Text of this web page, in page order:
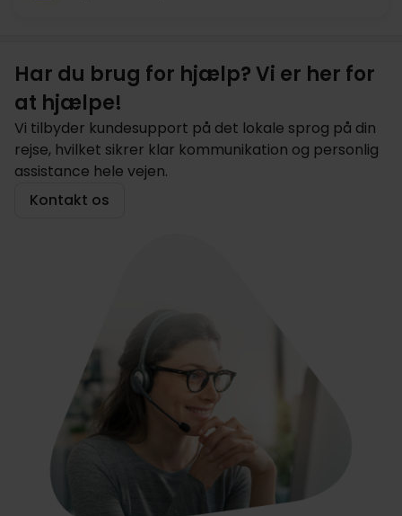
Har du brug for hjælp? Vi er her for
at hjælpe!
Vi tilbyder kundesupport på det lokale sprog på din
rejse, hvilket sikrer klar kommunikation og personlig
assistance hele vejen.
Kontakt os